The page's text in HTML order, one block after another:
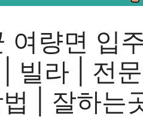
량면 입
빌라 | 전문
| 잘하는